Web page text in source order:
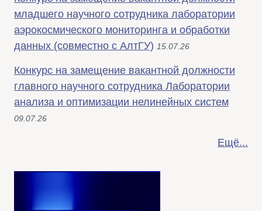
младшего научного сотрудника лаборатории
аэрокосмического мониторинга и обработки
данных (совместно с АлтГУ) 15.07.26
Конкурс на замещение вакантной должности
главного научного сотрудника Лаборатории
анализа и оптимизации нелинейных систем
09.07.26
Ещё...